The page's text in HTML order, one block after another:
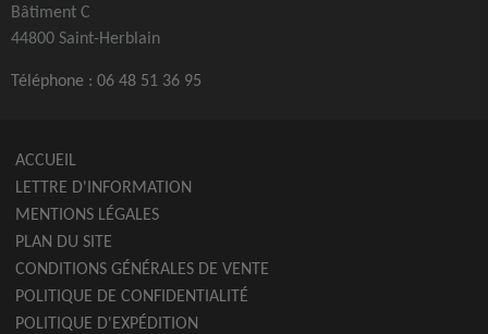
Bâtiment C
44800 Saint-Herblain
Téléphone : 06 48 51 36 95
ACCUEIL
LETTRE D'INFORMATION
MENTIONS LÉGALES
PLAN DU SITE
CONDITIONS GÉNÉRALES DE VENTE
POLITIQUE DE CONFIDENTIALITÉ
POLITIQUE D'EXPÉDITION